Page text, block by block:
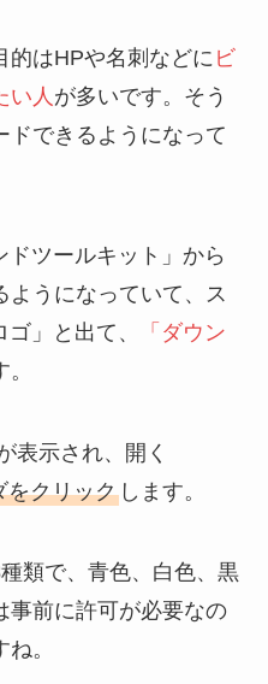
的はHPや名刺などに ビ
い人 が多いです。そう
ドできるようになって
ツールキット」から
ようになっていて、ス
」と出て、
「ダウン
表示され、開く
をクリックします。
類で、青色、白色、黒
事前に許可が必要なの
。